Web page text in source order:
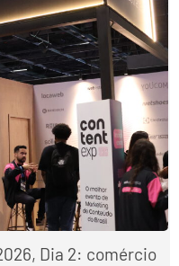
Dia 2: comércio